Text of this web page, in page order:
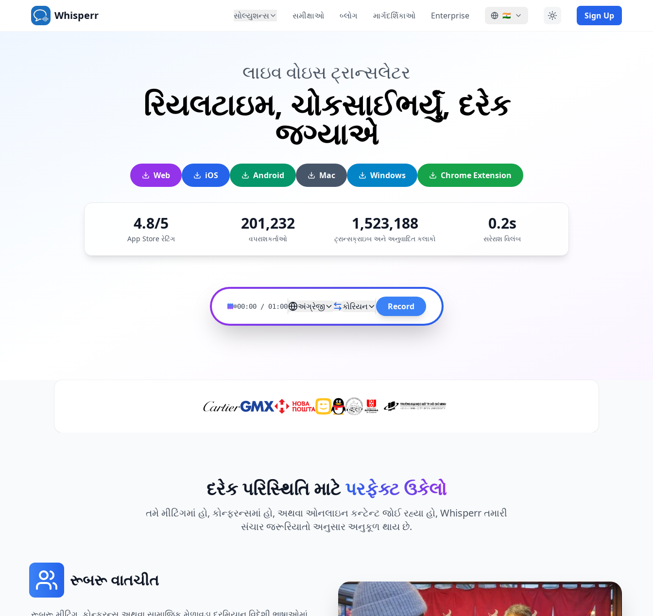
Whisperr સોલ્યુશન્સ સમીક્ષાઓ બ્લોગ માર્ગદર્શિકાઓ Enterprise 🇮🇳 Sign Up
લાઇવ વોઇસ ટ્રાન્સલેટર
રિયલટાઇમ, ચોકસાઈભર્યું, દરેક
જગ્યાએ
Web iOS Android Mac Windows Chrome Extension
4.8/5
App Store રેટિંગ
201,232
વપરાશકર્તાઓ
1,523,188
ટ્રાન્સક્રાઇબ અને અનુવાદિત કલાકો
0.2s
સરેરાશ વિલંબ
00:00/ 01:00 અંગ્રેજી કોરિયન Record
દરેક પરિસ્થિતિ માટે પરફેક્ટ ઉકેલો
તમે મીટિંગમાં હો, કોન્ફરન્સમાં હો, અથવા ઓનલાઇન કન્ટેન્ટ જોઈ રહ્યા હો, Whisperr તમારી
સંચાર જરૂરિયાતો અનુસાર અનુકૂળ થાય છે.
રૂબરૂ વાતચીત